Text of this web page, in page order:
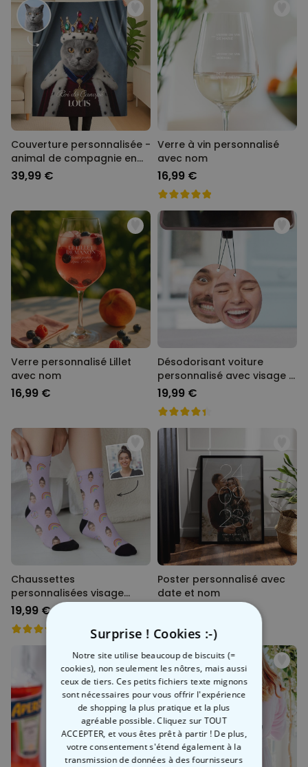
Couverture personnalisée -
animal de compagnie en
costume
39,99 €
Verre à vin personnalisé
avec nom
16,99 €
Verre personnalisé Lillet
avec nom
16,99 €
Désodorisant voiture
personnalisé avec visage -
Lot de 2
19,99 €
Chaussettes
personnalisées visage
différents motifs
19,99 €
Poster personnalisé avec
date et nom
Surprise ! Cookies :-)
Notre site utilise beaucoup de biscuits (=
cookies), non seulement les nôtres, mais aussi
ceux de tiers. Ces petits fichiers texte mignons
sont nécessaires pour vous offrir l'expérience
de shopping la plus pratique et la plus
agréable possible. Cliquez sur TOUT
ACCEPTER, et vous êtes prêt à partir ! De plus,
votre consentement s'étend également à la
transmission de données à des fournisseurs